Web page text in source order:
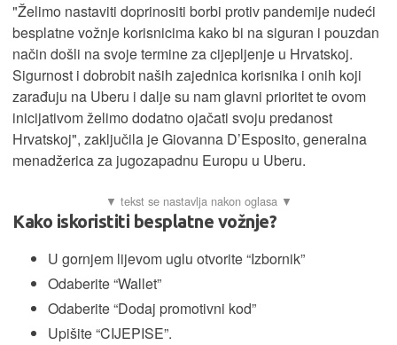
"Želimo nastaviti doprinositi borbi protiv pandemije nudeći
besplatne vožnje korisnicima kako bi na siguran i pouzdan
način došli na svoje termine za cijepljenje u Hrvatskoj.
Sigurnost i dobrobit naših zajednica korisnika i onih koji
zarađuju na Uberu i dalje su nam glavni prioritet te ovom
inicijativom želimo dodatno ojačati svoju predanost
Hrvatskoj", zaključila je Giovanna D’Esposito, generalna
menadžerica za jugozapadnu Europu u Uberu.
Kako iskoristiti besplatne vožnje?
U gornjem lijevom uglu otvorite “Izbornik”
Odaberite “Wallet”
Odaberite “Dodaj promotivni kod”
Upišite “CIJEPISE”.